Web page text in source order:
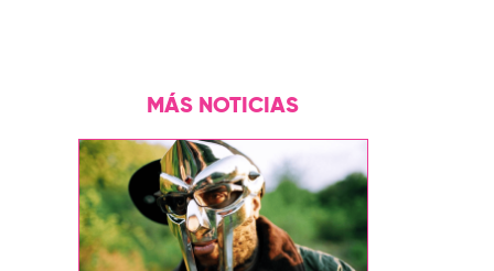
MÁS NOTICIAS